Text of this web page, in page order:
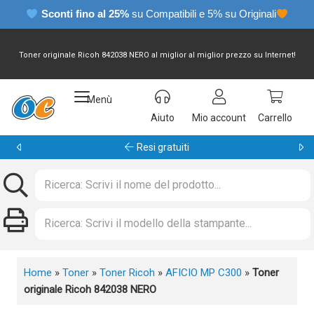
Sconti fino al 25% su Compatibili e 5% su Originali
Toner originale Ricoh 842038 NERO al miglior al miglior prezzo su Internet!
Menù
Aiuto
Mio account Carrello
Garanzia 24 mesi
Home » Toner » Toner Ricoh » AFICIO MP C300 » Toner
originale Ricoh 842038 NERO